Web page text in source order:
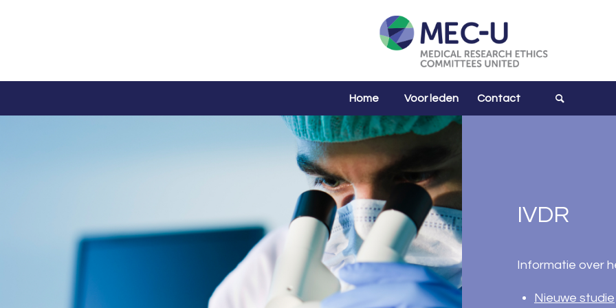
Home Voor leden Contact
IVDR
Informatie over
Nieuwe studie